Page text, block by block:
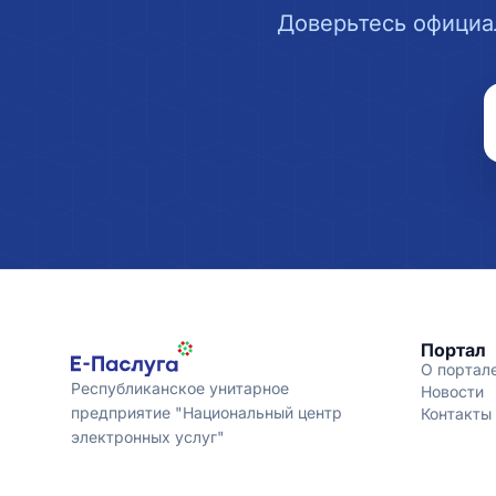
Доверьтесь
Республиканское унитарное
предприятие "Национальный центр
электронных услуг"
Портал
О
Новости
Контакты